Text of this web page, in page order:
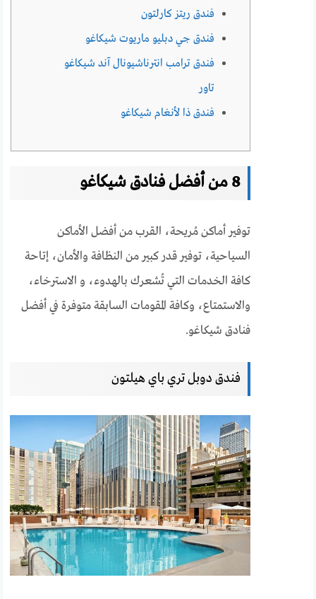
فندق ريتز كارلتون
فندق جي دبليو ماريوت شيكاغو
فندق ترامب انترناشيونال آند شيكاغو
تاور
فندق ذا لأنغام شيكاغو
8 من أفضل فنادق شيكاغو
توفير أماكن مُريحة، القرب من أفضل الأماكن
السياحية، توفير قدر كبير من النظافة والأمان، إتاحة
كافة الخدمات التي تُشعرك بالهدوء، و الاسترخاء،
والاستمتاع، وكافة المقومات السابقة متوفرة في أفضل
فنادق شيكاغو.
فندق دوبل تري باي هيلتون